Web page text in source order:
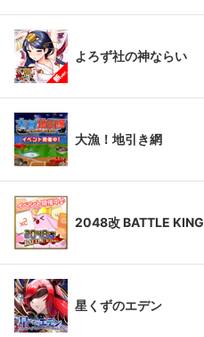
よろず社の神ならい
大漁！地引き網
2048改 BATTLE KING
星くずのエデン